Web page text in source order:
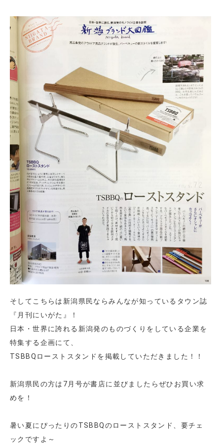
そしてこちらは新潟県民ならみんなが知っているタウン誌
『月刊にいがた』！
日本・世界に誇れる新潟発のものづくりをしている企業を
特集する企画にて、
TSBBQローストスタンドを掲載していただきました！！
新潟県民の方は7月号が書店に並びましたらぜひお買い求
めを！
暑い夏にぴったりのTSBBQのローストスタンド、要チェ
ックですよ～